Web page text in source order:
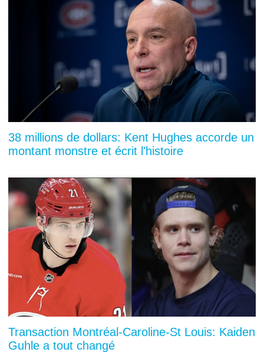
38 millions de dollars: Kent Hughes accorde un
montant monstre et écrit l'histoire
Transaction Montréal-Caroline-St Louis: Kaiden
Guhle a tout changé